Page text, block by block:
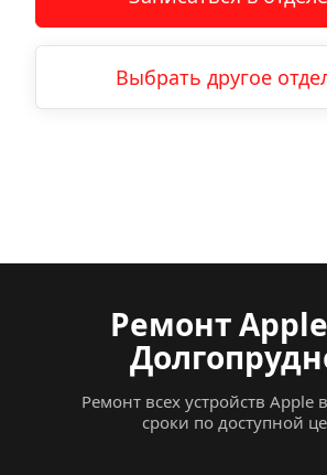
Выбрать другое
Ремонт Apple
Ремонт всех устройств Apple
сроки по доступной